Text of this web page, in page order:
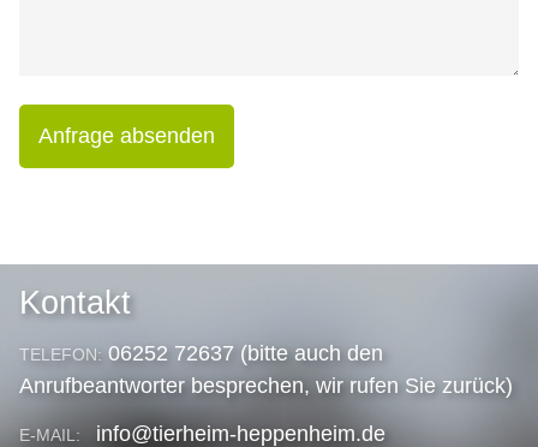
Anfrage absenden
Kontakt
TELEFON: 06252 72637 (bitte auch den
Anrufbeantworter besprechen, wir rufen Sie zurück)
E-MAIL: info@tierheim-heppenheim.de